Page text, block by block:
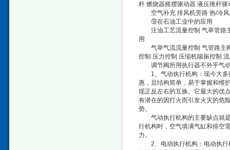
杆 燃烧器摇摆驱动器 液压推杆
空气补充 排风机旁路 热/冷风
⑨在石油工业中的应用
注油工艺流量控制 气举管路主
用
气举气流流量控制 气管路主阀
控制 压力控制 压缩机喘振控制
调节阀所用执行器不外乎气动
1、气动执行机构：现今大多
惠，且结构简单，易于掌握和维
现正反左右的互换。它最大的优
有潜在的因打火而引发火灾的危
势。
气动执行机构的主要缺点就是
行机构时，空气填满气缸和排空
力。
2、电动执行机构：电动执行